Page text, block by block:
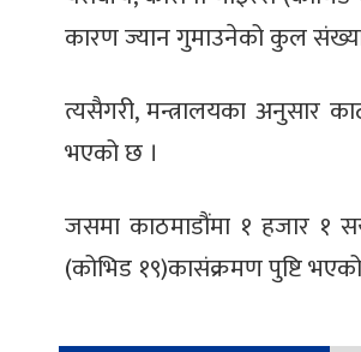
कारण ज्यान गुमाउनेको कुल
त्यसैगरी, मन्त्रालयका अनुसार
भएको छ ।
जसमा काठमाडौंमा १ हजार १
(कोभिड १९)कासंक्रमण पुष्टि